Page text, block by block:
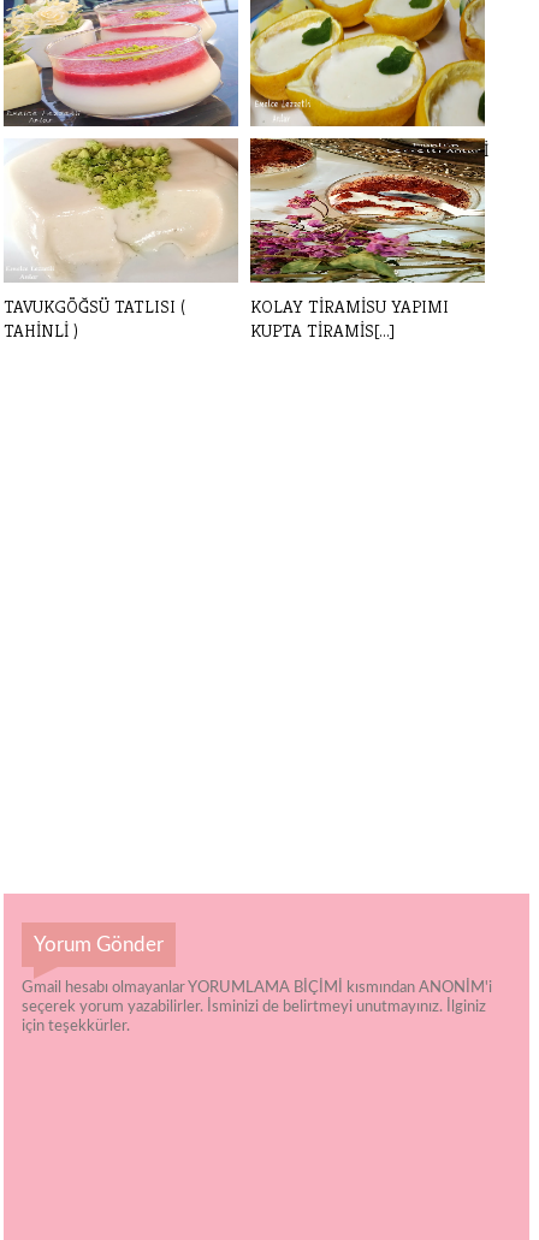
SOSLU MUHALLEBİ TARİFİ
ÇİLEK SOSLU [...]
LİMONLU FRESH TATLI TARİFİ
TAVUKGÖĞSÜ TATLISI (
TAHİNLİ )
KOLAY TİRAMİSU YAPIMI
KUPTA TİRAMİS[...]
Yorum Gönder
Gmail hesabı olmayanlar YORUMLAMA BİÇİMİ kısmından ANONİM'i
seçerek yorum yazabilirler. İsminizi de belirtmeyi unutmayınız. İlginiz
için teşekkürler.